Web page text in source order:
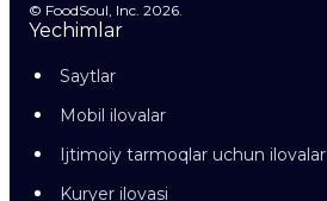
© FoodSoul, Inc. 2026.
Yechimlar
Saytlar
Mobil ilovalar
Ijtimoiy tarmoqlar uchun ilovalar
Kuryer ilovasi